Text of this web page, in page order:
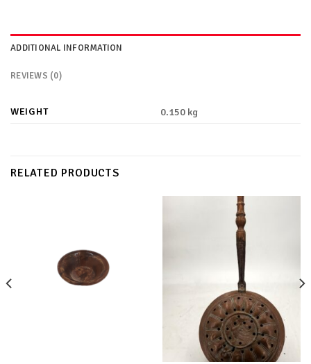
ADDITIONAL INFORMATION
REVIEWS (0)
WEIGHT 0.150 kg
RELATED PRODUCTS